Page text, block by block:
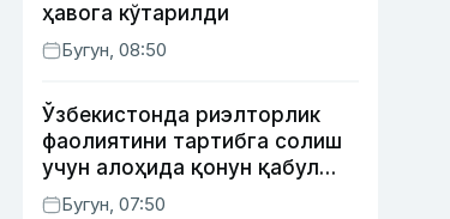
ҳавога кўтарилди
Бугун, 08:50
Ўзбекистонда риэлторлик
фаолиятини тартибга солиш
учун алоҳида қонун қабул
қилинди
Бугун, 07:50